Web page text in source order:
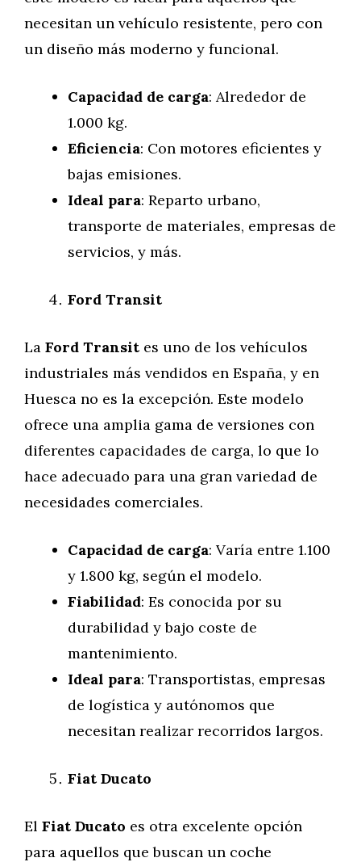
necesitan un vehículo resistente, pero con
un diseño más moderno y funcional.
Capacidad de carga: Alrededor de
1.000 kg.
Eficiencia: Con motores eficientes y
bajas emisiones.
Ideal para: Reparto urbano,
transporte de materiales, empresas de
servicios, y más.
Ford Transit
La Ford Transit es uno de los vehículos
industriales más vendidos en España, y en
Huesca no es la excepción. Este modelo
ofrece una amplia gama de versiones con
diferentes capacidades de carga, lo que lo
hace adecuado para una gran variedad de
necesidades comerciales.
Capacidad de carga: Varía entre 1.100
y 1.800 kg, según el modelo.
Fiabilidad: Es conocida por su
durabilidad y bajo coste de
mantenimiento.
Ideal para: Transportistas, empresas
de logística y autónomos que
necesitan realizar recorridos largos.
Fiat Ducato
El Fiat Ducato es otra excelente opción
para aquellos que buscan un coche